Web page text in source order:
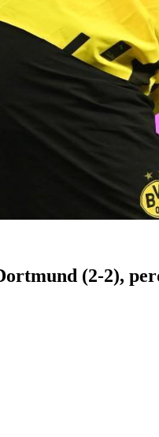
(2-2),